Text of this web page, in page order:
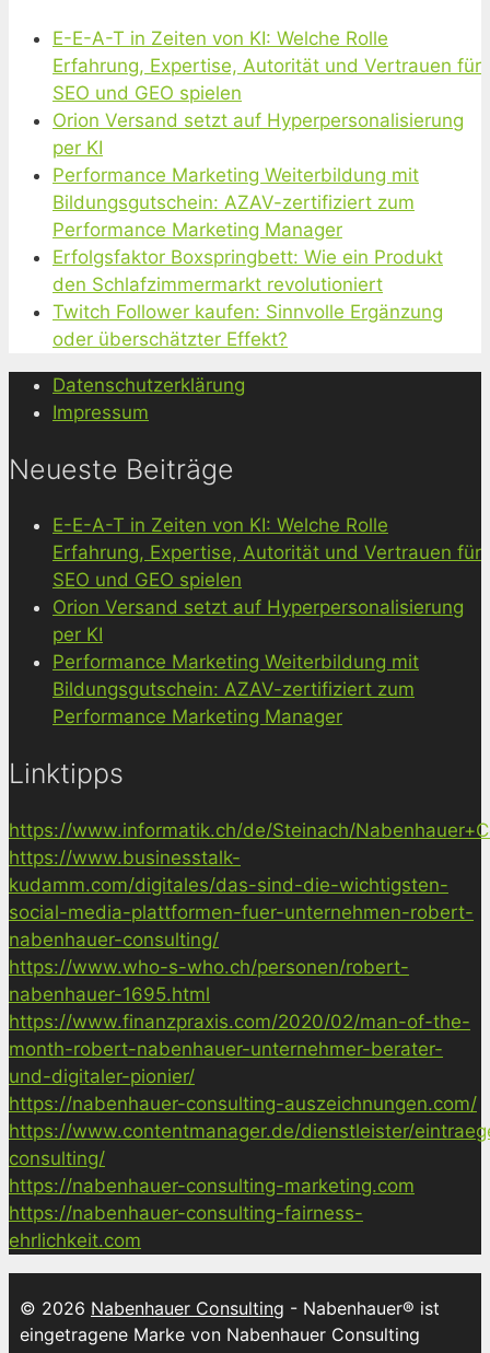
E-E-A-T in Zeiten von KI: Welche Rolle
Erfahrung, Expertise, Autorität und Vertrauen für
SEO und GEO spielen
Orion Versand setzt auf Hyperpersonalisierung
per KI
Performance Marketing Weiterbildung mit
Bildungsgutschein: AZAV-zertifiziert zum
Performance Marketing Manager
Erfolgsfaktor Boxspringbett: Wie ein Produkt
den Schlafzimmermarkt revolutioniert
Twitch Follower kaufen: Sinnvolle Ergänzung
oder überschätzter Effekt?
Datenschutzerklärung
Impressum
Neueste Beiträge
E-E-A-T in Zeiten von KI: Welche Rolle
Erfahrung, Expertise, Autorität und Vertrauen für
SEO und GEO spielen
Orion Versand setzt auf Hyperpersonalisierung
per KI
Performance Marketing Weiterbildung mit
Bildungsgutschein: AZAV-zertifiziert zum
Performance Marketing Manager
Linktipps
https://www.informatik.ch/de/Steinach/
https://www.businesstalk-
kudamm.com/digitales/das-sind-die-wichtigsten-
social-media-plattformen-fuer-unternehmen-robert-
nabenhauer-consulting/
https://www.who-s-who.ch/personen/robert-
nabenhauer-1695.html
https://www.finanzpraxis.com/2020/02/man-of-the-
month-robert-nabenhauer-unternehmer-berater-
und-digitaler-pionier/
https://nabenhauer-consulting-auszeichnungen.com/
https://www.contentmanager.de/dienstleister/
consulting/
https://nabenhauer-consulting-marketing.com
https://nabenhauer-consulting-fairness-
ehrlichkeit.com
© 2026 Nabenhauer Consulting - Nabenhauer® ist
eingetragene Marke von Nabenhauer Consulting